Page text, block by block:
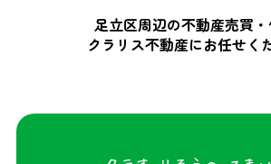
足立区周辺の不動産売買
クラリス不動産にお任せく